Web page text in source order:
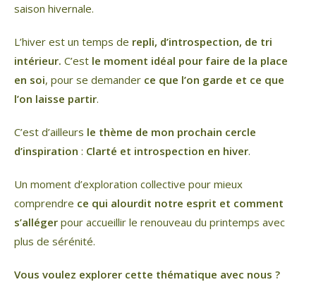
saison hivernale.
L’hiver est un temps de repli, d’introspection, de tri
intérieur. C’est le moment idéal pour faire de la place
en soi, pour se demander ce que l’on garde et ce que
l’on laisse partir.
C’est d’ailleurs le thème de mon prochain cercle
d’inspiration : Clarté et introspection en hiver.
Un moment d’exploration collective pour mieux
comprendre ce qui alourdit notre esprit et comment
s’alléger pour accueillir le renouveau du printemps avec
plus de sérénité.
Vous voulez explorer cette thématique avec nous ?